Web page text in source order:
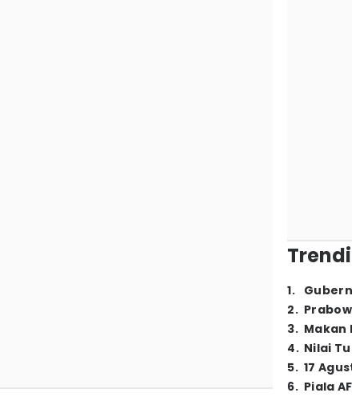
1.
2.
3. Makan
4. Nilai
5. 17
6. Piala